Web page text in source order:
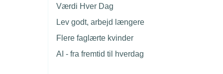
Beregn opsigelsesvarsel
TEKNIQ app
Værdi Hver Dag
Lev godt, arbejd længere
Flere faglærte kvinder
AI - fra fremtid til hverdag